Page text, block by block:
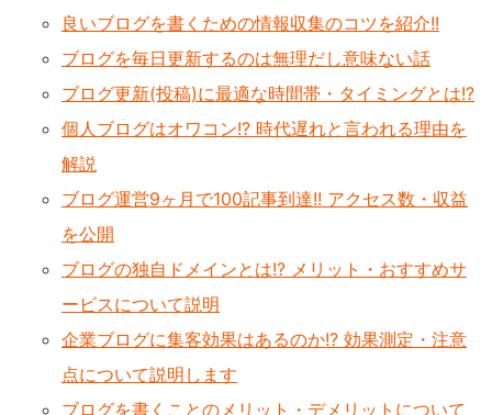
良いブログを書くための情報収集のコツを紹介!!
ブログを毎日更新するのは無理だし意味ない話
ブログ更新(投稿)に最適な時間帯・タイミングとは!?
個人ブログはオワコン!? 時代遅れと言われる理由を
解説
ブログ運営9ヶ月で100記事到達!! アクセス数・収益
を公開
ブログの独自ドメインとは!? メリット・おすすめサ
ービスについて説明
企業ブログに集客効果はあるのか!? 効果測定・注意
点について説明します
ブログを書くことのメリット・デメリットについて